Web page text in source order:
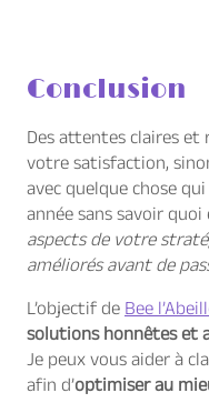
Conclusion
Des attentes claires
votre satisfaction,
avec quelque chose
année sans savoir
aspects de votre
améliorés avant de
L’objectif deBee
solutions honnêtes et
Je peux vous aider à
afin d’optimiser au